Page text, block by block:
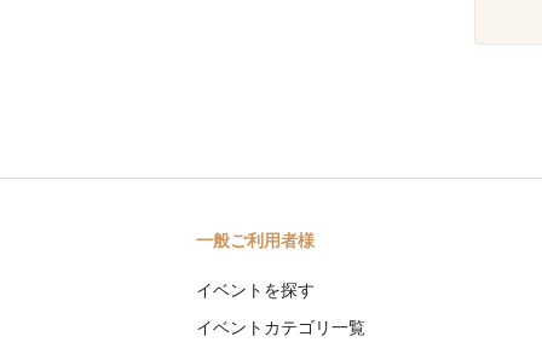
一般ご利用者様
イベントを探す
イベントカテゴリ一覧